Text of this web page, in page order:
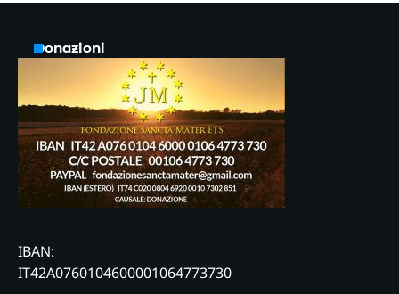
Donazioni
IBAN:
IT42A0760104600001064773730